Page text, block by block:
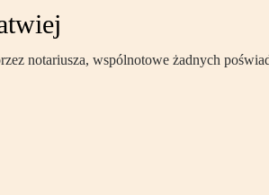
notariusza, wspólnotowe żadnych